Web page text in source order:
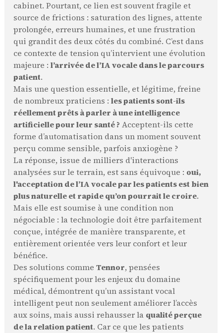
cabinet. Pourtant, ce lien est souvent fragile et
source de frictions : saturation des lignes, attente
prolongée, erreurs humaines, et une frustration
qui grandit des deux côtés du combiné. C’est dans
ce contexte de tension qu’intervient une évolution
majeure : l’arrivée de l’IA vocale dans le parcours
patient.
Mais une question essentielle, et légitime, freine
de nombreux praticiens : les patients sont-ils
réellement prêts à parler à une intelligence
artificielle pour leur santé ? Acceptent-ils cette
forme d’automatisation dans un moment souvent
perçu comme sensible, parfois anxiogène ?
La réponse, issue de milliers d'interactions
analysées sur le terrain, est sans équivoque : oui,
l'acceptation de l’IA vocale par les patients est bien
plus naturelle et rapide qu’on pourrait le croire.
Mais elle est soumise à une condition non
négociable : la technologie doit être parfaitement
conçue, intégrée de manière transparente, et
entièrement orientée vers leur confort et leur
bénéfice.
Des solutions comme Tennor, pensées
spécifiquement pour les enjeux du domaine
médical, démontrent qu’un assistant vocal
intelligent peut non seulement améliorer l’accès
aux soins, mais aussi rehausser la qualité perçue
de la relation patient. Car ce que les patients